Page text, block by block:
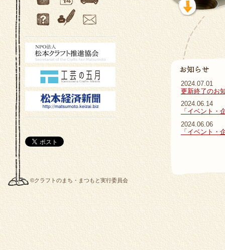
©クラフトのまち・まつもと実行委員会
2024.07.01
更新終了のお
2024.06.14
「イベント・
2024.06.06
「イベント・